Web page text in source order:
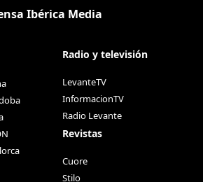
Ibérica Media
Radio y televisión
LevanteTV
InformacionTV
Radio Levante
Revistas
Cuore
Stilo